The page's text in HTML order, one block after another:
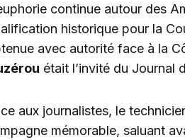
continue autour des
historique pour la
avec autorité face à la
était l’invité du Journal
aux journalistes, le
mémorable, saluant